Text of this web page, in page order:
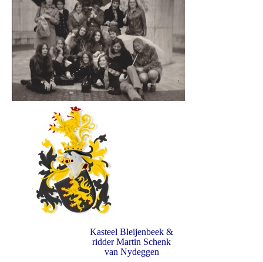
Kasteel Bleijenbeek &
ridder Martin Schenk
van Nydeggen